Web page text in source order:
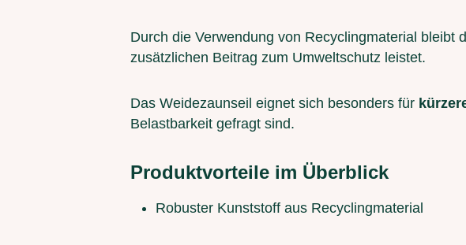
Durch die Verwendung von Recyclingmaterial bleibt
zusätzlichen Beitrag zum Umweltschutz leistet.
Das Weidezaunseil eignet sich besonders für
Belastbarkeit gefragt sind.
Produktvorteile im Überblick
Robuster Kunststoff aus Recyclingmaterial